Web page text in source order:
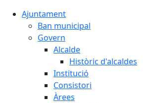
Ajuntament
Ban municipal
Govern
Alcalde
Històric d'alcaldes
Institució
Consistori
Àrees